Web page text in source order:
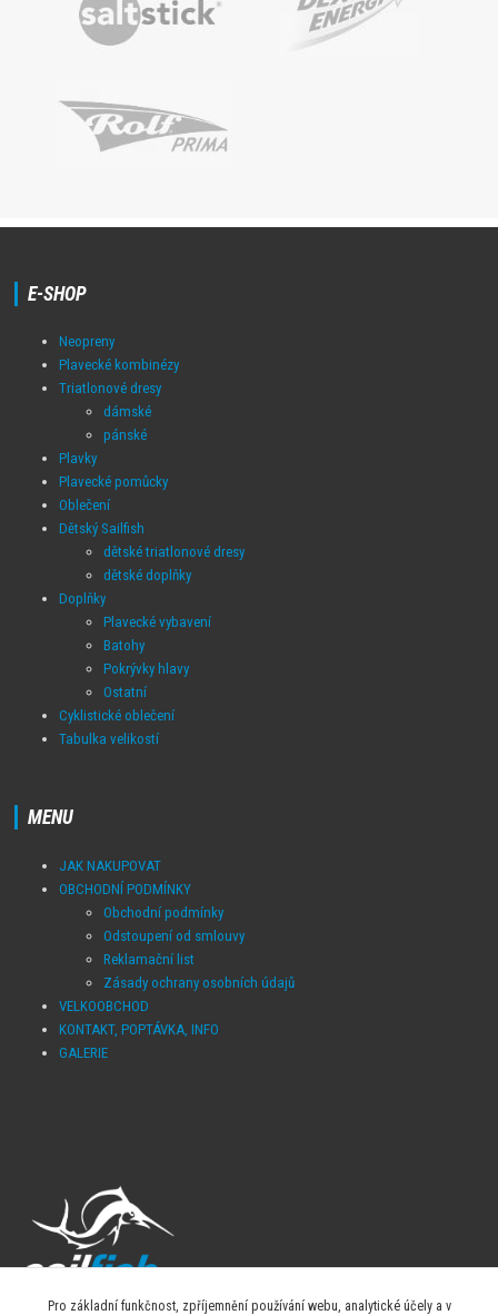
E-SHOP
Neopreny
Plavecké kombinézy
Triatlonové dresy
dámské
pánské
Plavky
Plavecké pomůcky
Oblečení
Dětský Sailfish
dětské triatlonové dresy
dětské doplňky
Doplňky
Plavecké vybavení
Batohy
Pokrývky hlavy
Ostatní
Cyklistické oblečení
Tabulka velikostí
MENU
JAK NAKUPOVAT
OBCHODNÍ PODMÍNKY
Obchodní podmínky
Odstoupení od smlouvy
Reklamační list
Zásady ochrany osobních údajů
VELKOOBCHOD
KONTAKT, POPTÁVKA, INFO
GALERIE
Pro základní funkčnost, zpříjemnění používání webu, analytické účely a v